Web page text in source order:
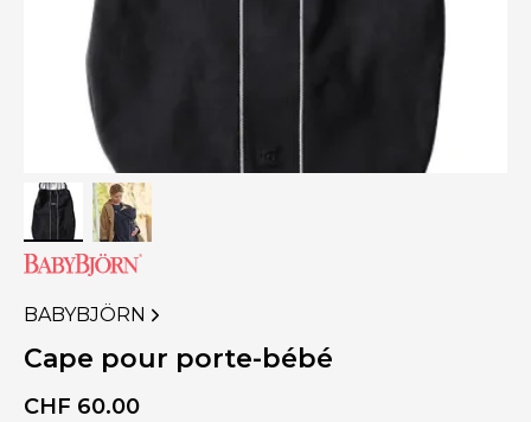
VOIR
PLUS
DE
DE
BABYBJÖRN
Cape pour porte-bébé
CHF 60.00